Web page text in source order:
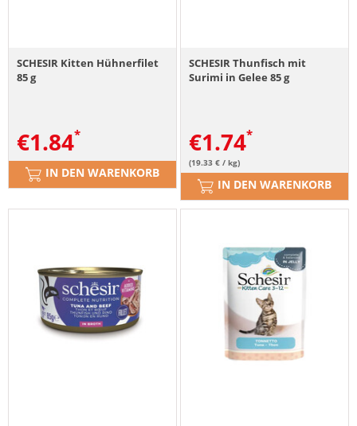
SCHESIR Kitten Hühnerfilet
85 g
€1.84
IN DEN WARENKORB
SCHESIR Thunfisch mit
Surimi in Gelee 85 g
€1.74
(19.33 € / kg)
IN DEN WARENKORB